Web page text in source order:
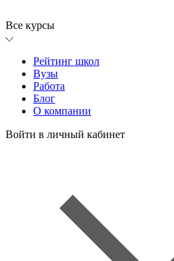
Все курсы
Рейтинг школ
Вузы
Работа
Блог
О компании
Войти в личный кабинет